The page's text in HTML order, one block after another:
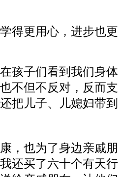
得更用心，进步也更
孩子们看到我们身体
不但不反对，反而支
把儿子、儿媳妇带到
，也为了身边亲戚朋
还买了六十个有天行